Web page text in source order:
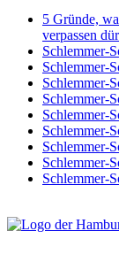
5 Gründe,
verpassen
Schlemmer-
Schlemmer-
Schlemmer-
Schlemmer-
Schlemmer-
Schlemmer-
Schlemmer-
Schlemmer-
Schlemmer-